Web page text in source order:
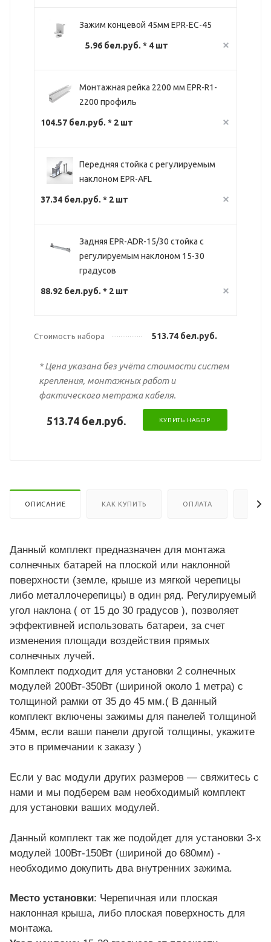
Зажим концевой 45мм EPR-EC-45
5.96 бел.руб. * 4 шт
Монтажная рейка 2200 мм EPR-R1-
2200 профиль
104.57 бел.руб. * 2 шт
Передняя стойка с регулируемым
наклоном EPR-AFL
37.34 бел.руб. * 2 шт
Задняя EPR-ADR-15/30 стойка с
регулируемым наклоном 15-30
градусов
88.92 бел.руб. * 2 шт
Стоимость набора 513.74 бел.руб.
* Цена указана без учёта стоимости систем
крепления, монтажных работ и
фактического метража кабеля.
513.74 бел.руб. КУПИТЬ НАБОР
ОПИСАНИЕ КАК КУПИТЬ ОПЛАТА
Данный комплект предназначен для монтажа
солнечных батарей на плоской или наклонной
поверхности (земле, крыше из мягкой черепицы
либо металлочерепицы) в один ряд. Регулируемый
угол наклона ( от 15 до 30 градусов ), позволяет
эффективней использовать батареи, за счет
изменения площади воздействия прямых
солнечных лучей.
Комплект подходит для установки 2 солнечных
модулей 200Вт-350Вт (шириной около 1 метра) с
толщиной рамки от 35 до 45 мм.( В данный
комплект включены зажимы для панелей толщиной
45мм, если ваши панели другой толщины, укажите
это в примечании к заказу )
Если у вас модули других размеров — свяжитесь с
нами и мы подберем вам необходимый комплект
для установки ваших модулей.
Данный комплект так же подойдет для установки 3-х
модулей 100Вт-150Вт (шириной до 680мм) -
необходимо докупить два внутренних зажима.
Место установки: Черепичная или плоская
наклонная крыша, либо плоская поверхность для
монтажа.